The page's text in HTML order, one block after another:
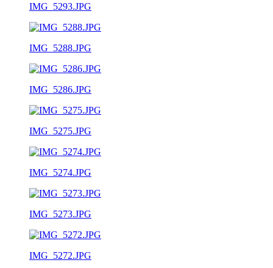
IMG_5293.JPG
IMG_5288.JPG
IMG_5286.JPG
IMG_5275.JPG
IMG_5274.JPG
IMG_5273.JPG
IMG_5272.JPG